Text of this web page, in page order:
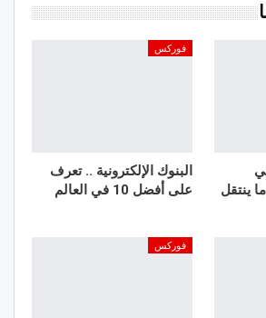
ينتقل
فوركس
البنوك الإلكترونية .. تعرف
على أفضل 10 في العالم
فوركس